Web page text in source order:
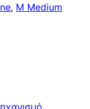
, M Medium